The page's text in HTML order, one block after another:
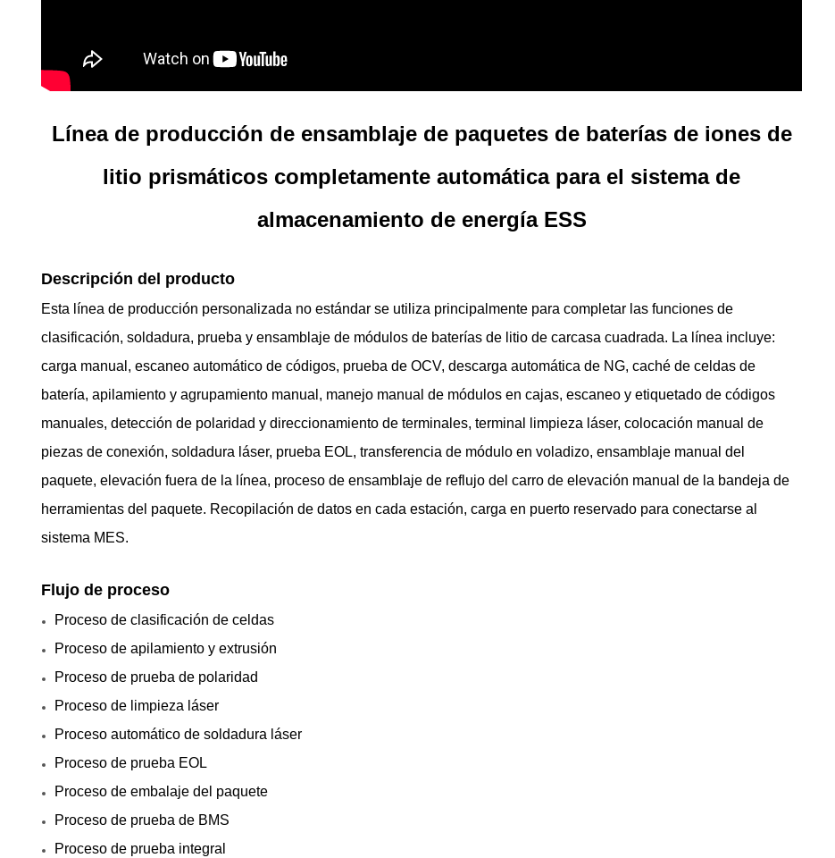
Línea de producción de ensamblaje de paquetes de baterías de iones de
litio prismáticos completamente automática para el sistema de
almacenamiento de energía ESS
Descripción del producto
Esta línea de producción personalizada no estándar se utiliza principalmente para completar las funciones de
clasificación, soldadura, prueba y ensamblaje de módulos de baterías de litio de carcasa cuadrada. La línea incluye:
carga manual, escaneo automático de códigos, prueba de OCV, descarga automática de NG, caché de celdas de
batería, apilamiento y agrupamiento manual, manejo manual de módulos en cajas, escaneo y etiquetado de códigos
manuales, detección de polaridad y direccionamiento de terminales,terminal
limpieza láser, colocación manual de
piezas de conexión, soldadura láser, prueba EOL, transferencia de módulo en voladizo, ensamblaje manual del
paquete, elevación fuera de la línea, proceso de ensamblaje de reflujo del carro de elevación manual de la bandeja de
herramientas del paquete. Recopilación de datos en cada estación, carga en puerto reservado para conectarse al
sistema MES.
Flujo de proceso
Proceso de clasificación de celdas
Proceso de apilamiento y extrusión
Proceso de prueba de polaridad
Proceso de limpieza láser
Proceso automático de soldadura láser
Proceso de prueba EOL
Proceso de embalaje del paquete
Proceso de prueba de BMS
Proceso de prueba integral